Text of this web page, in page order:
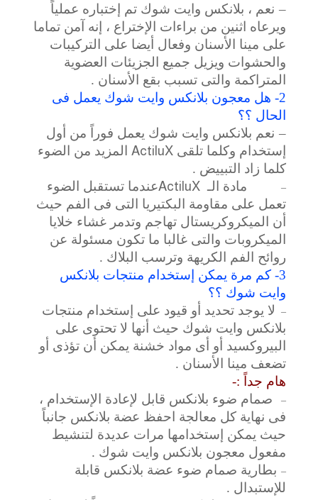
– نعم ، بلانكس وايت شوك تم إختباره عملياً
ويرعاه اثنين من براءات الإختراع ، إنه آمن تماما
على مينا الأسنان وفعال أيضا على التركيبات
والحشوات ويزيل جميع الجزيئات العضوية
المتراكمة والتى تسبب بقع الأسنان .
2- هل معجون بلانكس وايت شوك يعمل فى
الحال ؟؟
– نعم بلانكس وايت شوك يعمل فوراً من أول
إستخدام وكلما تلقى ActiluXالمزيد من الضوء
كلما زاد التبييض .
– مادة الـ ActiluXعندما تستقبل الضوء
تعمل على مقاومة البكتيريا التى فى الفم حيث
أن الميكروكريستال تهاجم وتدمر غشاء خلايا
الميكروبات والتى غالبا ما تكون مسئولة عن
روائح الفم الكريهة وترسب البلاك .
3- كم مرة يمكن إستخدام منتجات بلانكس
وايت شوك ؟؟
–
لا يوجد تحديد أو قيود على إستخدام منتجات
بلانكس وايت شوك حيث أنها لا تحتوى على
البيروكسيد أو أى مواد خشنة يمكن أن تؤذى أو
تضعف مينا الأسنان .
هام جداً :-
–
صمام ضوء بلانكس قابل لإعادة الإستخدام ،
فى نهاية كل معالجة احفظ عضة بلانكس جانباً
حيث يمكن إستخدامها مرات عديدة لتنشيط
مفعول معجون بلانكس وايت شوك .
– بطارية صمام ضوء عضة بلانكس قابلة
للإستبدال .